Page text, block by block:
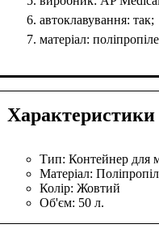
автоклавування: так;
матеріал:
Характеристики
Тип: Контейнер для
Матеріал:
Колір: Жовтий
Об'єм: 50 л.